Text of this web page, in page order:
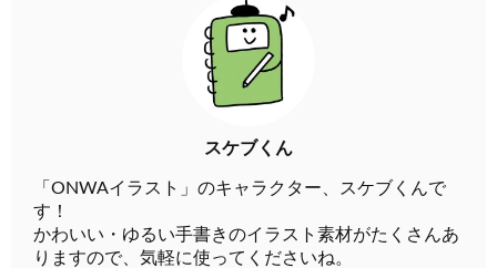
スケブくん
「ONWAイラスト」のキャラクター、スケブくんで
す！
かわいい・ゆるい手書きのイラスト素材がたくさんあ
りますので、気軽に使ってくださいね。